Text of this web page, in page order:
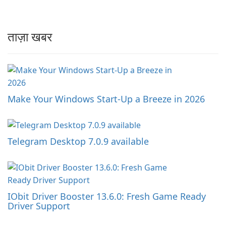
ताज़ा खबर
Make Your Windows Start-Up a Breeze in 2026
Telegram Desktop 7.0.9 available
IObit Driver Booster 13.6.0: Fresh Game Ready
Driver Support